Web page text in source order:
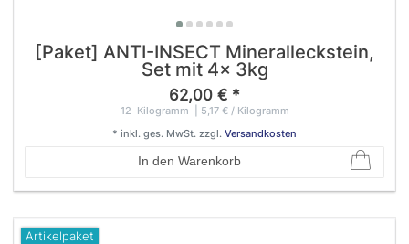
[Paket] ANTI-INSECT Mineralleckstein,
Set mit 4x 3kg
62,00 € *
12 Kilogramm | 5,17 € / Kilogramm
In den Warenkorb
* inkl. ges. MwSt. zzgl. Versandkosten
Artikelpaket